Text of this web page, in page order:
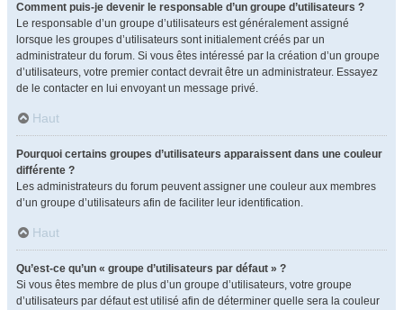
Comment puis-je devenir le responsable d’un groupe d’utilisateurs ?
Le responsable d’un groupe d’utilisateurs est généralement assigné
lorsque les groupes d’utilisateurs sont initialement créés par un
administrateur du forum. Si vous êtes intéressé par la création d’un groupe
d’utilisateurs, votre premier contact devrait être un administrateur. Essayez
de le contacter en lui envoyant un message privé.
Haut
Pourquoi certains groupes d’utilisateurs apparaissent dans une couleur
différente ?
Les administrateurs du forum peuvent assigner une couleur aux membres
d’un groupe d’utilisateurs afin de faciliter leur identification.
Haut
Qu’est-ce qu’un « groupe d’utilisateurs par défaut » ?
Si vous êtes membre de plus d’un groupe d’utilisateurs, votre groupe
d’utilisateurs par défaut est utilisé afin de déterminer quelle sera la couleur